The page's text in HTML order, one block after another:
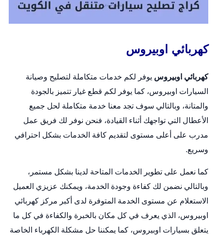
كهربائي اوبيروس
كهربائي اوبيروس يوفر لكم خدمات متكاملة لتصليح وصيانة
السيارات اوبيروس، كما يوفر لكم قطع غيار تتميز بالجودة
والمتانة، وبالتالي سوف تجد معنا خدمة متكاملة لحل جميع
الأعطال التي تواجهك أثناء القيادة، فنحن نوفر لك فريق عمل
مدرب على أعلى مستوى لتقديم كافة الخدمات بشكل احترافي
وسريع.
كما نعمل على تطوير الخدمات المتاحة لدينا بشكل مستمر،
وبالتالي نضمن لك كفاءة وجودة الخدمة، ويمكنك عزيزي العميل
الاستعلام عن مستوى الخدمة المتوفرة لدى أكبر مركز كهربائي
اوبيروس، الذي يعرف في كل مكان بالخبرة والكفاءة في كل ما
يتعلق بسيارات اوبيروس، كما يمكننا حل مشكلة الكهرباء الخاصة